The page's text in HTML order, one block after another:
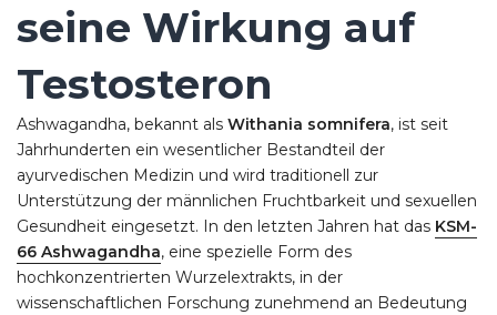
seine Wirkung auf
Testosteron
Ashwagandha, bekannt als Withania somnifera, ist seit
Jahrhunderten ein wesentlicher Bestandteil der
ayurvedischen Medizin und wird traditionell zur
Unterstützung der männlichen Fruchtbarkeit und sexuellen
Gesundheit eingesetzt. In den letzten Jahren hat das KSM-
66 Ashwagandha, eine spezielle Form des
hochkonzentrierten Wurzelextrakts, in der
wissenschaftlichen Forschung zunehmend an Bedeutung